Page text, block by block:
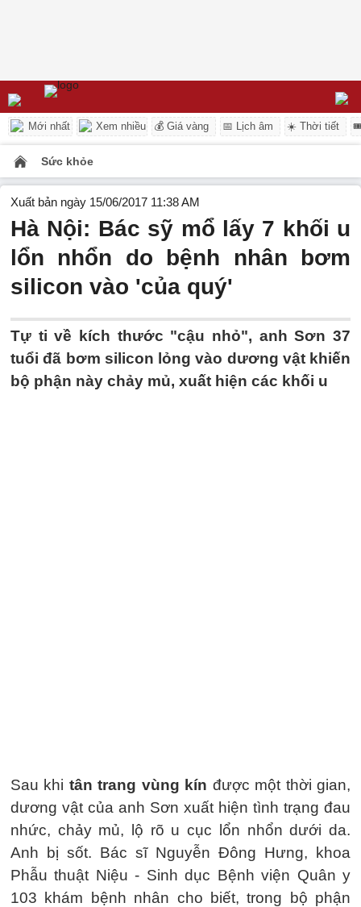
Mới nhất Xem nhiều 💰 Giá vàng 📅 Lịch âm ☀️ Thời tiết
Sức khỏe
Xuất bản ngày 15/06/2017 11:38 AM
Hà Nội: Bác sỹ mổ lấy 7 khối u
lổn nhổn do bệnh nhân bơm
silicon vào 'của quý'
Tự ti về kích thước "cậu nhỏ", anh Sơn 37
tuổi đã bơm silicon lỏng vào dương vật khiến
bộ phận này chảy mủ, xuất hiện các khối u
Sau khi tân trang vùng kín được một thời gian,
dương vật của anh Sơn xuất hiện tình trạng đau
nhức, chảy mủ, lộ rõ u cục lổn nhổn dưới da.
Anh bị sốt. Bác sĩ Nguyễn Đông Hưng, khoa
Phẫu thuật Niệu - Sinh dục Bệnh viện Quân y
103 khám bệnh nhân cho biết, trong bộ phận